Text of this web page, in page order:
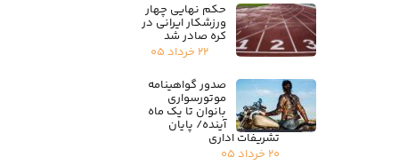
حکم نهایی چهار
ورزشکار ایرانی در
کره صادر شد
۲۲ خرداد ۰۵
صدور گواهینامه
موتورسواری
بانوان تا یک ماه
آینده/ پایان
تشریفات اداری
۲۰ خرداد ۰۵